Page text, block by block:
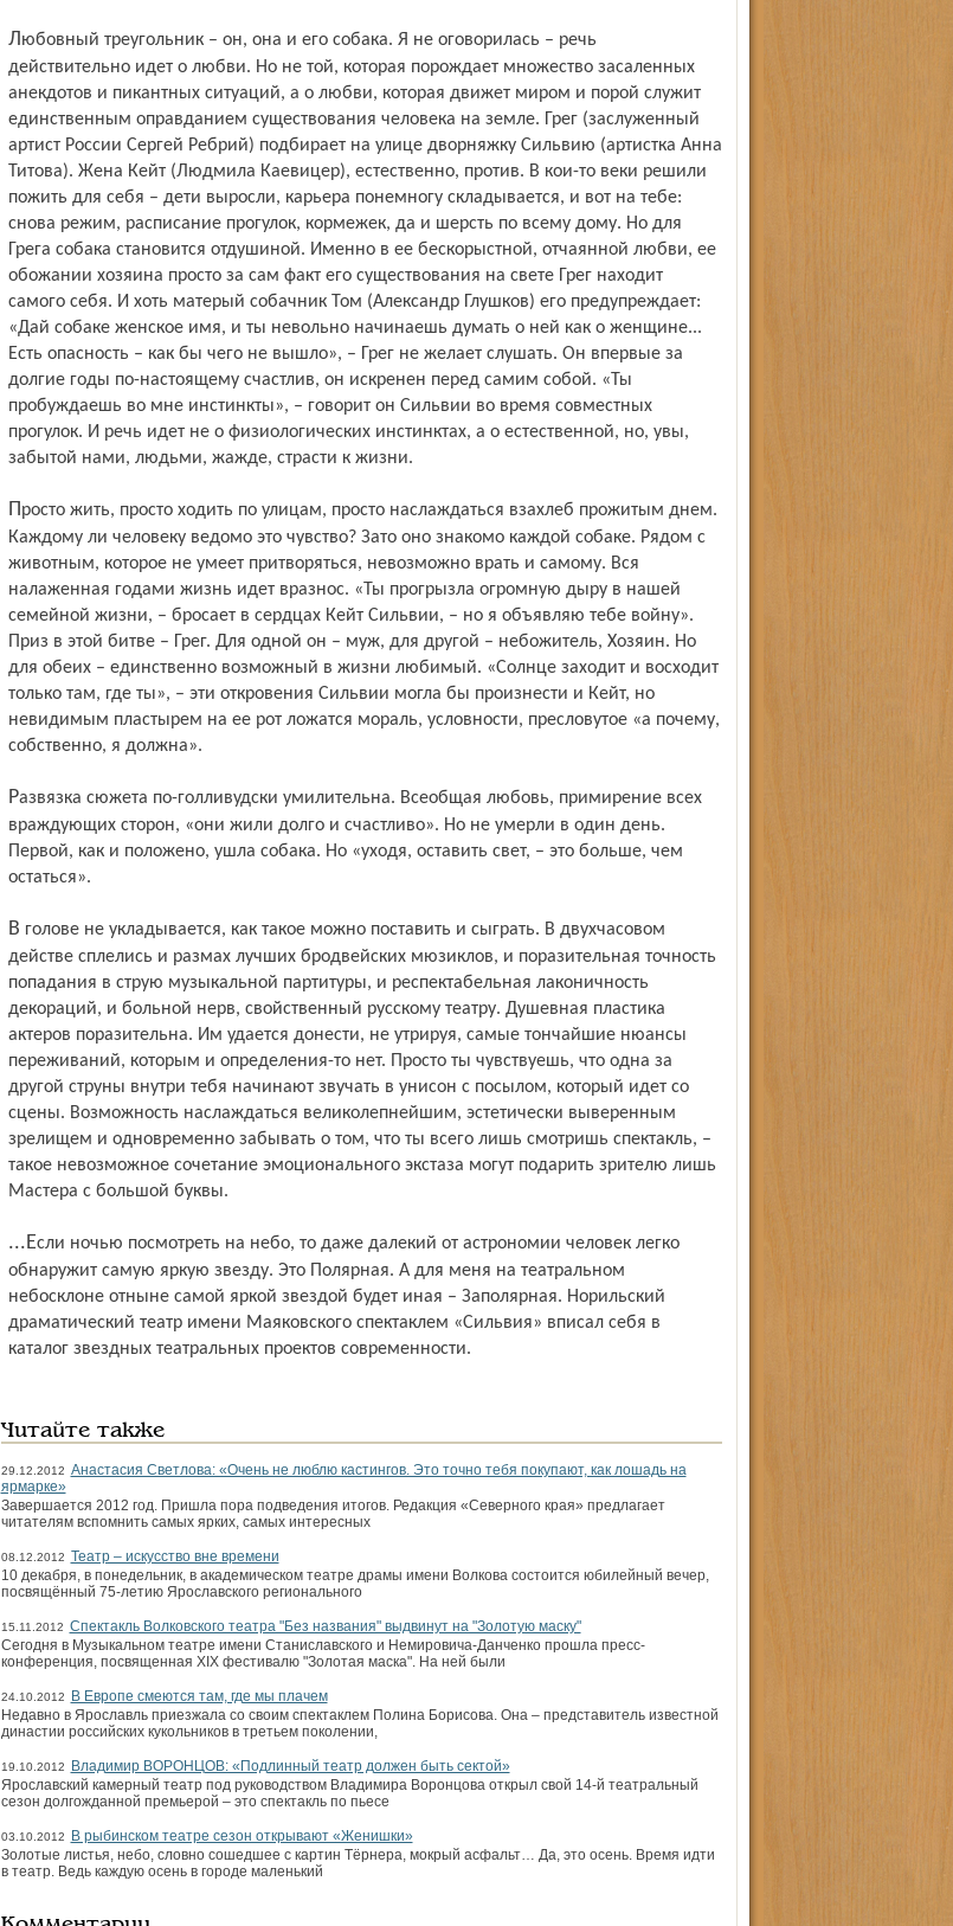
Любовный треугольник – он, она и его собака. Я не оговорилась – речь
действительно идет о любви. Но не той, которая порождает множество засаленных
анекдотов и пикантных ситуаций, а о любви, которая движет миром и порой служит
единственным оправданием существования человека на земле. Грег (заслуженный
артист России Сергей Ребрий) подбирает на улице дворняжку Сильвию (артистка Анна
Титова). Жена Кейт (Людмила Каевицер), естественно, против. В кои-то веки решили
пожить для себя – дети выросли, карьера понемногу складывается, и вот на тебе:
снова режим, расписание прогулок, кормежек, да и шерсть по всему дому. Но для
Грега собака становится отдушиной. Именно в ее бескорыстной, отчаянной любви, ее
обожании хозяина просто за сам факт его существования на свете Грег находит
самого себя. И хоть матерый собачник Том (Александр Глушков) его предупреждает:
«Дай собаке женское имя, и ты невольно начинаешь думать о ней как о женщине...
Есть опасность – как бы чего не вышло», – Грег не желает слушать. Он впервые за
долгие годы по-настоящему счастлив, он искренен перед самим собой. «Ты
пробуждаешь во мне инстинкты», – говорит он Сильвии во время совместных
прогулок. И речь идет не о физиологических инстинктах, а о естественной, но, увы,
забытой нами, людьми, жажде, страсти к жизни.
Просто жить, просто ходить по улицам, просто наслаждаться взахлеб прожитым днем.
Каждому ли человеку ведомо это чувство? Зато оно знакомо каждой собаке. Рядом с
животным, которое не умеет притворяться, невозможно врать и самому. Вся
налаженная годами жизнь идет вразнос. «Ты прогрызла огромную дыру в нашей
семейной жизни, – бросает в сердцах Кейт Сильвии, – но я объявляю тебе войну».
Приз в этой битве – Грег. Для одной он – муж, для другой – небожитель, Хозяин. Но
для обеих – единственно возможный в жизни любимый. «Солнце заходит и восходит
только там, где ты», – эти откровения Сильвии могла бы произнести и Кейт, но
невидимым пластырем на ее рот ложатся мораль, условности, пресловутое «а почему,
собственно, я должна».
Развязка сюжета по-голливудски умилительна. Всеобщая любовь, примирение всех
враждующих сторон, «они жили долго и счастливо». Но не умерли в один день.
Первой, как и положено, ушла собака. Но «уходя, оставить свет, – это больше, чем
остаться».
В голове не укладывается, как такое можно поставить и сыграть. В двухчасовом
действе сплелись и размах лучших бродвейских мюзиклов, и поразительная точность
попадания в струю музыкальной партитуры, и респектабельная лаконичность
декораций, и больной нерв, свойственный русскому театру. Душевная пластика
актеров поразительна. Им удается донести, не утрируя, самые тончайшие нюансы
переживаний, которым и определения-то нет. Просто ты чувствуешь, что одна за
другой струны внутри тебя начинают звучать в унисон с посылом, который идет со
сцены. Возможность наслаждаться великолепнейшим, эстетически выверенным
зрелищем и одновременно забывать о том, что ты всего лишь смотришь спектакль, –
такое невозможное сочетание эмоционального экстаза могут подарить зрителю лишь
Мастера с большой буквы.
...Если ночью посмотреть на небо, то даже далекий от астрономии человек легко
обнаружит самую яркую звезду. Это Полярная. А для меня на театральном
небосклоне отныне самой яркой звездой будет иная – Заполярная. Норильский
драматический театр имени Маяковского спектаклем «Сильвия» вписал себя в
каталог звездных театральных проектов современности.
Читайте также
29.12.2012 Анастасия Светлова: «Очень не люблю кастингов. Это точно тебя покупают, как лошадь на
ярмарке»
Завершается 2012 год. Пришла пора подведения итогов. Редакция «Северного края» предлагает
читателям вспомнить самых ярких, самых интересных
08.12.2012 Театр – искусство вне времени
10 декабря, в понедельник, в академическом театре драмы имени Волкова состоится юбилейный вечер,
посвящённый 75-летию Ярославского регионального
15.11.2012 Спектакль Волковского театра "Без названия" выдвинут на "Золотую маску"
Сегодня в Музыкальном театре имени Станиславского и Немировича-Данченко прошла пресс-
конференция, посвященная XIX фестивалю "Золотая маска". На ней были
24.10.2012
В Европе смеются там, где мы плачем
Недавно в Ярославль приезжала со своим спектаклем Полина Борисова. Она – представитель известной
династии российских кукольников в третьем поколении,
19.10.2012
Владимир ВОРОНЦОВ: «Подлинный театр должен быть сектой»
Ярославский камерный театр под руководством Владимира Воронцова открыл свой 14-й театральный
сезон долгожданной премьерой – это спектакль по пьесе
03.10.2012
В рыбинском театре сезон открывают «Женишки»
Золотые листья, небо, словно сошедшее с картин Тёрнера, мокрый асфальт… Да, это осень. Время идти
в театр. Ведь каждую осень в городе маленький